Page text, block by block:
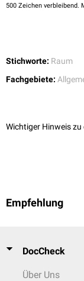
Submentalloge
500 Zeichen verbleibend.
Stichworte: Raum
Fachgebiete:
Wichtiger Hinweis zu
Empfehlung
DocCheck
Über Uns